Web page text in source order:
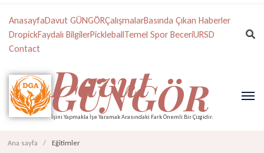
AnasayfaDavut GÜNGÖRÇalışmalarBasında Çıkan Haberler
DropickFaydalı BilgilerPickleballTemel Spor BeceriURSD
Contact
Davut
GÜNGÖR
İşini Yapmakla İşe Yaramak Arasındaki Fark Önemli Bir Çizgidir.
Ana sayfa / Eğitimler